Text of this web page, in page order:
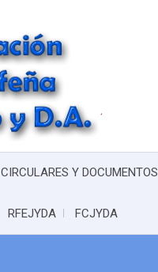
CIRCULARES Y DOCUMENTOS
RFEJYDA FCJYDA